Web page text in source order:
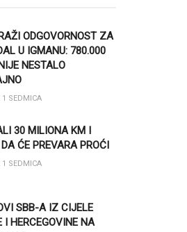
ODGOVORNOST ZA
U IGMANU: 780.000
NESTALO
SEDMICA
30 MILIONA KM I
ĆE PREVARA PROĆI
SEDMICA
SBB-A IZ CIJELE
I HERCEGOVINE NA